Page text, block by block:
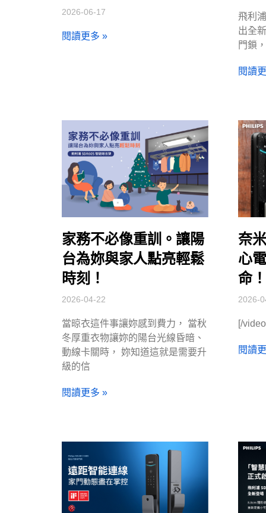
2026-06-17
閱讀更多 »
飛利
出全
門鎖
閱讀
家務不必像重訓。讓陽
台為妳與家人點亮輕鬆
時刻！
2026-04-22
當晾衣這件事讓妳感到費力， 當秋
冬厚重衣物讓妳的陽台光線昏暗、
動線卡關時， 妳知道這就是需要升
級的信
閱讀更多 »
奈
心
命！
2026-
[/
閱讀